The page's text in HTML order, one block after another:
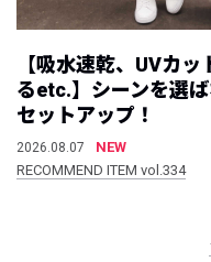
【吸水速乾、UVカッ
るetc.】シーンを選
セットアップ！
2026.08.07
NEW
RECOMMEND ITEM vol.334